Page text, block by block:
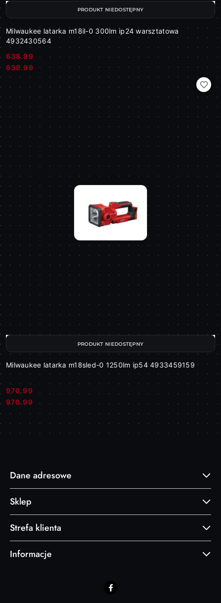
Milwaukee latarka m18il-0 300lm ip24 warsztatowa
4932430564
Cena:
638.99
Cena:
638.99
PRODUKT NIEDOSTĘPNY
Milwaukee latarka m18sled-0 1250lm ip54 4933459159
Cena:
970.99
Cena:
970.99
PRODUKT NIEDOSTĘPNY
Dane adresowe
Sklep
Strefa klienta
Informacje